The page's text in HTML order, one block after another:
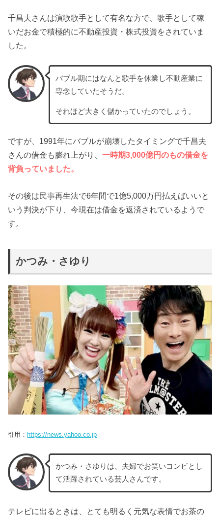
千昌夫さんは演歌歌手として有名な方で、歌手として稼
いだお金で積極的に不動産投資・株式投資をされていま
した。
バブル期にはなんと歌手を休業し不動産業に
専念していたそうだ。
それほど大きく儲かっていたのでしょう。
ですが、1991年にバブルが崩壊したタイミングで千昌夫
さんの借金も膨れ上がり、一時期3,000億円のもの借金を
背負っていました。
その後は民事再生法で6年間で1億5,000万円払えばいいと
いう判決が下り、今現在は借金を返済されているようで
す。
かつみ・さゆり
引用： https://news.yahoo.co.jp
かつみ・さゆりは、夫婦でお笑いコンビとし
て活躍されている芸人さんです。
テレビに出るときは、とても明るく元気な表情でお茶の